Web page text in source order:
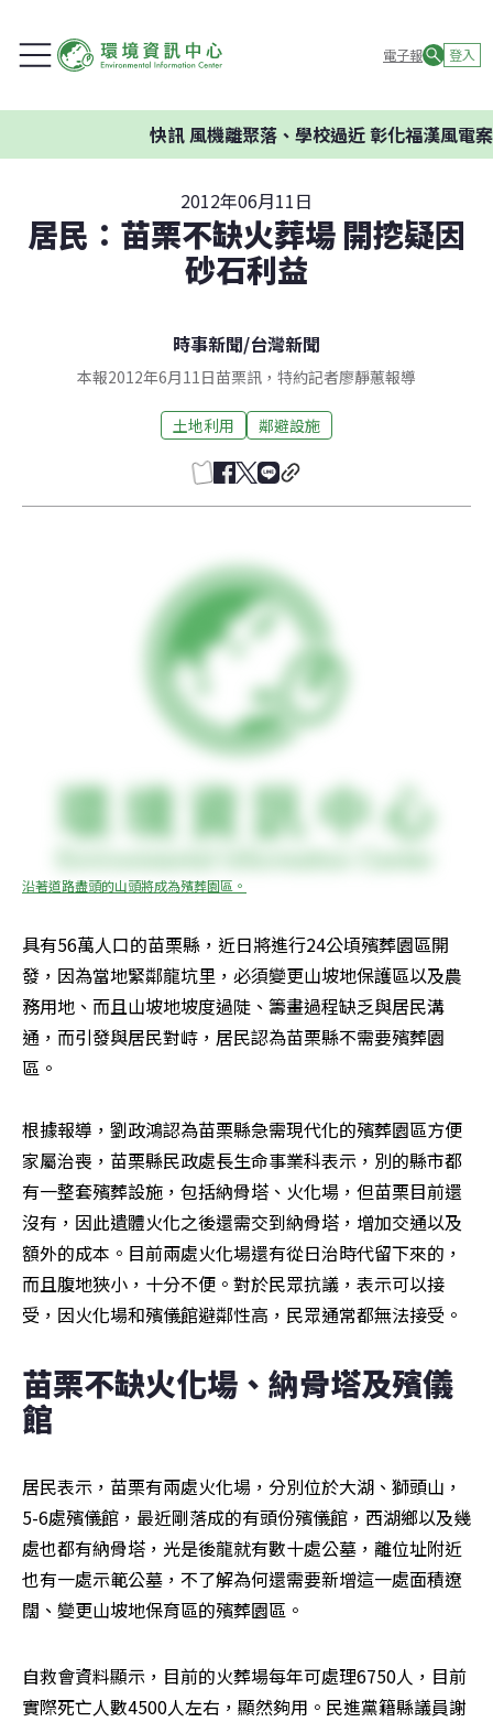
電子報 登入
快訊風機離聚落、學校過近 彰化福漢風電案環
2012年06月11日
居民：苗栗不缺火葬場 開挖疑因
砂石利益
時事新聞/台灣新聞
本報2012年6月11日苗栗訊，特約記者廖靜蕙報導
土地利用 鄰避設施
沿著道路盡頭的山頭將成為殯葬園區。
具有56萬人口的苗栗縣，近日將進行24公頃殯葬園區開
發，因為當地緊鄰龍坑里，必須變更山坡地保護區以及農
務用地、而且山坡地坡度過陡、籌畫過程缺乏與居民溝
通，而引發與居民對峙，居民認為苗栗縣不需要殯葬園
區。
根據報導，劉政鴻認為苗栗縣急需現代化的殯葬園區方便
家屬治喪，苗栗縣民政處長生命事業科表示，別的縣市都
有一整套殯葬設施，包括納骨塔、火化場，但苗栗目前還
沒有，因此遺體火化之後還需交到納骨塔，增加交通以及
額外的成本。目前兩處火化場還有從日治時代留下來的，
而且腹地狹小，十分不便。對於民眾抗議，表示可以接
受，因火化場和殯儀館避鄰性高，民眾通常都無法接受。
苗栗不缺火化場、納骨塔及殯儀
館
居民表示，苗栗有兩處火化場，分別位於大湖、獅頭山，
5-6處殯儀館，最近剛落成的有頭份殯儀館，西湖鄉以及幾
處也都有納骨塔，光是後龍就有數十處公墓，離位址附近
也有一處示範公墓，不了解為何還需要新增這一處面積遼
闊、變更山坡地保育區的殯葬園區。
自救會資料顯示，目前的火葬場每年可處理6750人，目前
實際死亡人數4500人左右，顯然夠用。民進黨籍縣議員謝